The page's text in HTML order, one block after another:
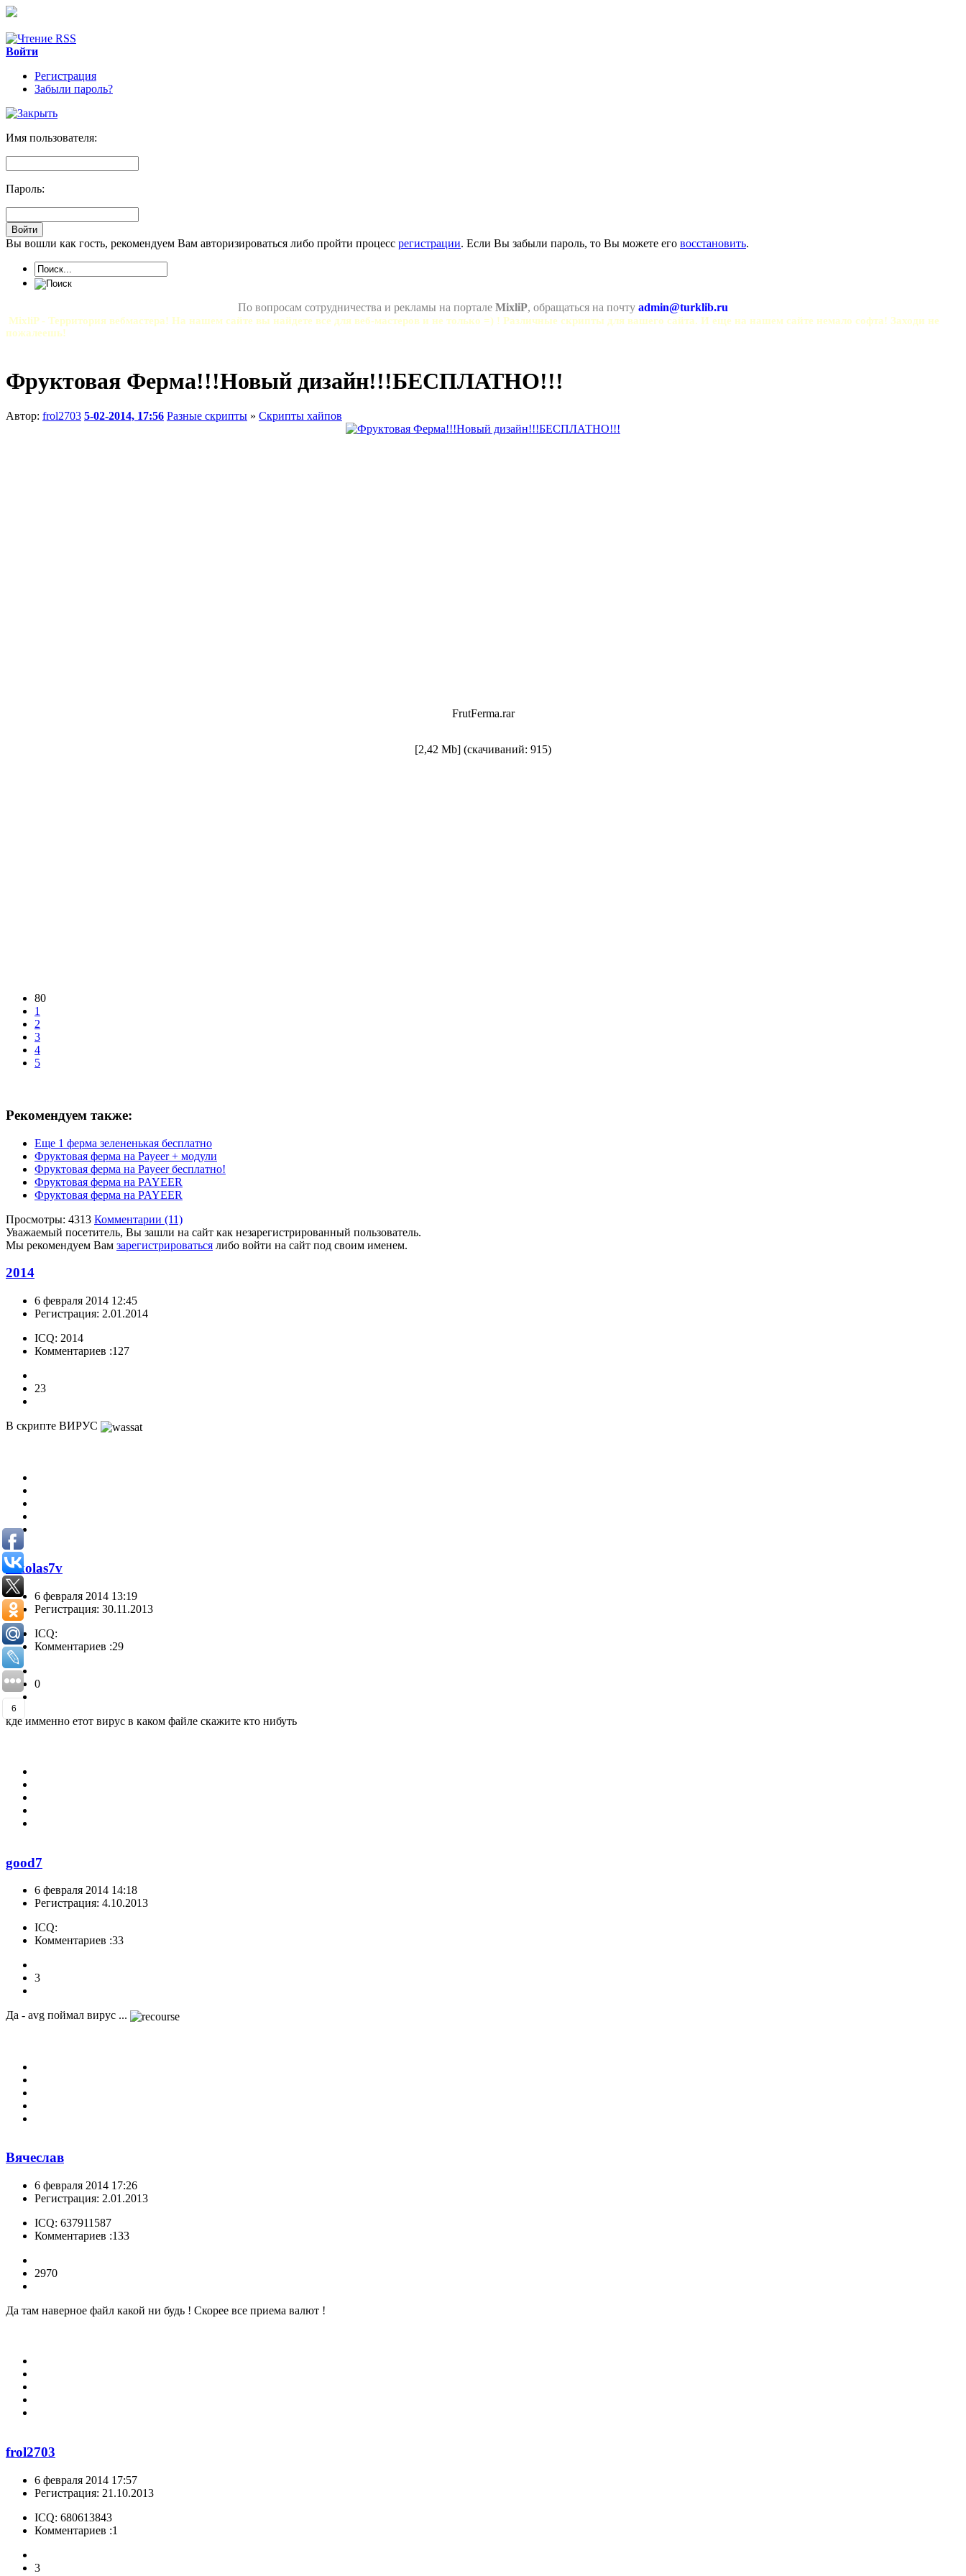
Войти
Регистрация
Забыли пароль?
Имя пользователя:
Пароль:
Вы вошли как гость, рекомендуем Вам авторизироваться либо пройти процесс регистрации. Если Вы забыли пароль, то Вы можете его восстановить.
По вопросам сотрудничества и рекламы на портале MixliP, обращаться на почту admin@turklib.ru
MixliP - Территория вебмастера! На нашем сайте вы найдете все для веб-мастеров и не только =) ! Различные скрипты для вашего сайта. И еще на нашем сайте немало софта! Заходи не
пожалеешь!
Фруктовая Ферма!!!Новый дизайн!!!БЕСПЛАТНО!!!
Автор: frol2703 5-02-2014, 17:56 Разные скрипты » Скрипты хайпов
FrutFerma.rar
[2,42 Mb] (cкачиваний: 915)
80
1
2
3
4
5
Рекомендуем также:
Еще 1 ферма зелененькая бесплатно
Фруктовая ферма на Payeer + модули
Фруктовая ферма на Payeer бесплатно!
Фруктовая ферма на PAYEER
Фруктовая ферма на PAYEER
Просмотры: 4313 Комментарии (11)
Уважаемый посетитель, Вы зашли на сайт как незарегистрированный пользователь.
Мы рекомендуем Вам зарегистрироваться либо войти на сайт под своим именем.
2014
6 февраля 2014 12:45
Регистрация: 2.01.2014
ICQ: 2014
Комментариев :127
23
В скрипте ВИРУС
nikolas7v
6 февраля 2014 13:19
Регистрация: 30.11.2013
ICQ:
Комментариев :29
0
кде имменно етот вирус в каком файле скажите кто нибуть
good7
6 февраля 2014 14:18
Регистрация: 4.10.2013
ICQ:
Комментариев :33
3
Да - avg поймал вирус ...
Вячеслав
6 февраля 2014 17:26
Регистрация: 2.01.2013
ICQ: 637911587
Комментариев :133
2970
Да там наверное файл какой ни будь ! Скорее все приема валют !
frol2703
6 февраля 2014 17:57
Регистрация: 21.10.2013
ICQ: 680613843
Комментариев :1
3
6